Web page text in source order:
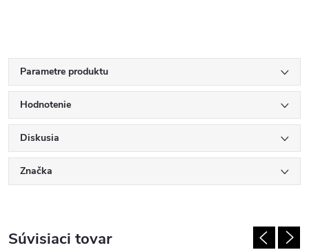
Parametre produktu
Hodnotenie
Diskusia
Značka
Súvisiaci tovar